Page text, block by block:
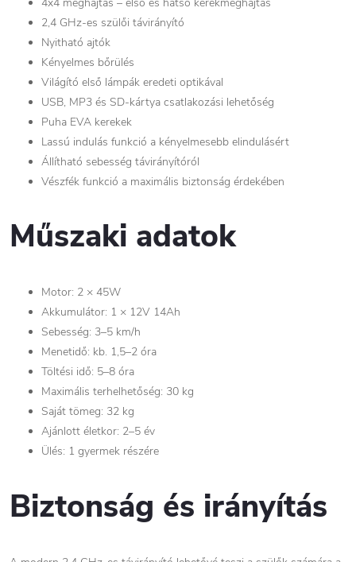
2,4 GHz-es szülői távirányító
Nyitható ajtók
Kényelmes bőrülés
Világító első lámpák eredeti optikával
USB, MP3 és SD-kártya csatlakozási lehetőség
Puha EVA kerekek
Lassú indulás funkció a kényelmesebb elindulásért
Állítható sebesség távirányítóról
Vészfék funkció a maximális biztonság érdekében
Műszaki adatok
Motor: 2 × 45W
Akkumulátor: 1 × 12V 14Ah
Sebesség: 3–5 km/h
Menetidő: kb. 1,5–2 óra
Töltési idő: 5–8 óra
Maximális terhelhetőség: 30 kg
Saját tömeg: 32 kg
Ajánlott életkor: 2–5 év
Ülés: 1 gyermek részére
Biztonság és irányítás